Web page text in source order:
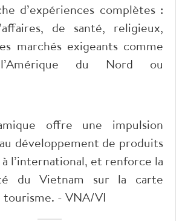
d’expériences complètes :
de santé, religieux,
marchés exigeants comme
l’Amérique du Nord ou
offre une impulsion
développement de produits
l’international, et renforce la
du Vietnam sur la carte
tourisme. - VNA/VI